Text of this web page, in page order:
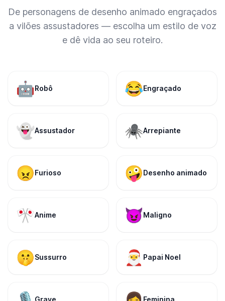
De personagens de desenho animado engraçados
a vilões assustadores — escolha um estilo de voz
e dê vida ao seu roteiro.
🤖Robô 😂Engraçado
👻Assustador 🕷️Arrepiante
😠Furioso 🤪Desenho animado
🎌Anime 😈Maligno
🤫Sussurro 🎅 Papai Noel
Grave Feminina